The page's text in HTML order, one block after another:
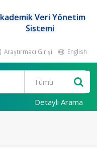
Veri Yönetim
Sistemi
Araştırmacı Girişi English
Detaylı Arama